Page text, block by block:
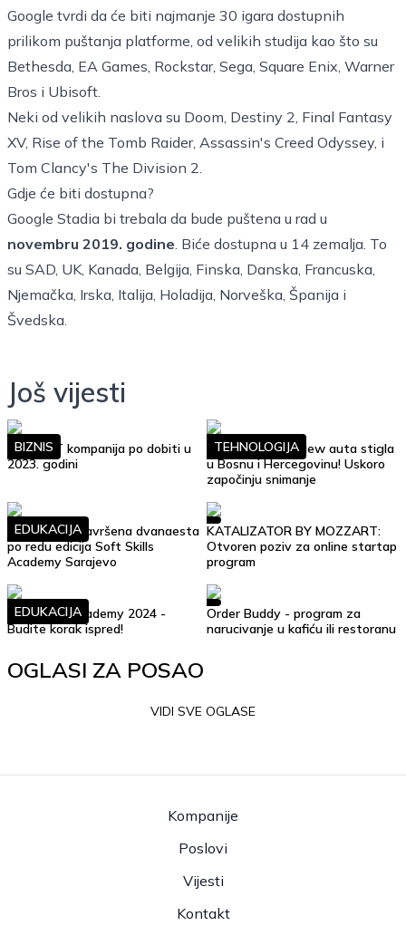
Google tvrdi da će biti najmanje 30 igara dostupnih
prilikom puštanja platforme, od velikih studija kao što su
Bethesda, EA Games, Rockstar, Sega, Square Enix, Warner
Bros i Ubisoft.
Neki od velikih naslova su Doom, Destiny 2, Final Fantasy
XV, Rise of the Tomb Raider, Assassin's Creed Odyssey, i
Tom Clancy's The Division 2.
Gdje će biti dostupna?
Google Stadia bi trebala da bude puštena u rad u
novembru 2019. godine. Biće dostupna u 14 zemalja. To
su SAD, UK, Kanada, Belgija, Finska, Danska, Francuska,
Njemačka, Irska, Italija, Holadija, Norveška, Španija i
Švedska.
Još vijesti
Top 10 IT kompanija po dobiti u
2023. godini
BIZNIS
Google Street View auta stigla
u Bosnu i Hercegovinu! Uskoro
započinju snimanje
TEHNOLOGIJA
Uspješno je završena dvanaesta
po redu edicija Soft Skills
Academy Sarajevo
EDUKACIJA
KATALIZATOR BY MOZZART:
Otvoren poziv za online startap
program
Soft Skills Academy 2024 -
Budite korak ispred!
EDUKACIJA
Order Buddy - program za
narucivanje u kafiću ili restoranu
OGLASI ZA POSAO
VIDI SVE OGLASE
Kompanije
Poslovi
Vijesti
Kontakt